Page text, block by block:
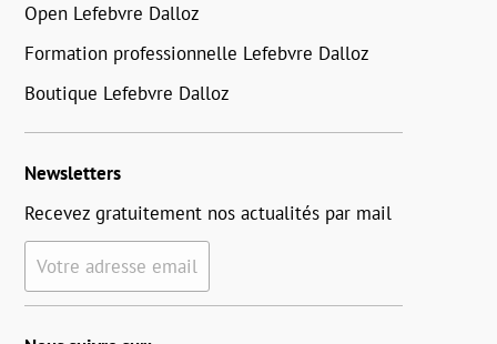
Open Lefebvre Dalloz
Formation professionnelle Lefebvre Dalloz
Boutique Lefebvre Dalloz
Newsletters
Recevez gratuitement nos actualités par mail
Votre adresse email